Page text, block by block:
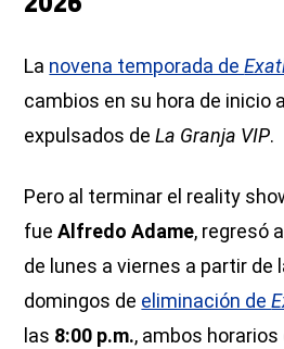
2026
La novena temporada de
cambios en su hora de inicio
expulsados de La Granja VIP.
Pero al terminar el reality
fueAlfredo Adame, regresó
de lunes a viernes a partir de
domingos de eliminación de
las 8:00 p.m., ambos horarios